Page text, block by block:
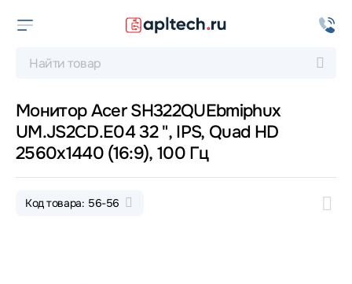
Монитор Acer SH322QUEbmiphux
UM.JS2CD.E04 32 ", IPS, Quad HD
2560x1440 (16:9), 100 Гц
Код товара: 56-56